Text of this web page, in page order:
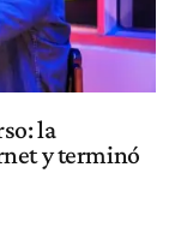
la
y terminó